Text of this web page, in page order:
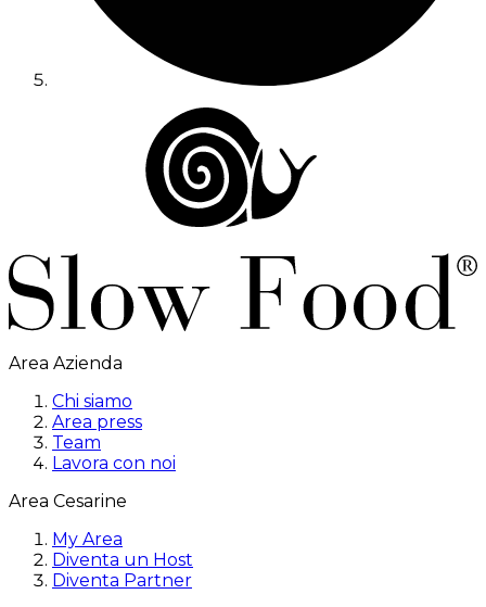
Area Azienda
Chi siamo
Area press
Team
Lavora con noi
Area Cesarine
My Area
Diventa un Host
Diventa Partner